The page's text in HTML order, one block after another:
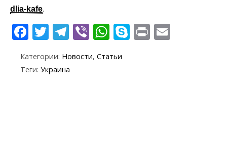
dlia-kafe.
F
e
T
itt
er
T
e
Vi
er
W
at
S Pr
Категории: Новости, Статьи
Теги: Украина